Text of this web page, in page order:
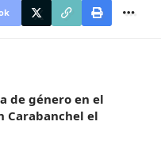
de género en el
Carabanchel el